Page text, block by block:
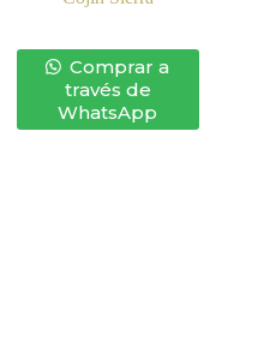
Comprar a
través de
WhatsApp